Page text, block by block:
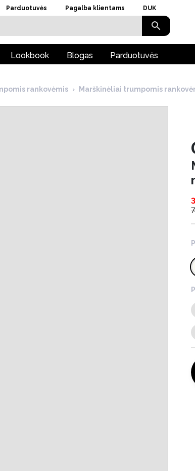
Parduotuvės Pagalba klientams DUK
Lookbook Blogas Parduotuvės
rankovėmis › Marškinėliai trumpomis